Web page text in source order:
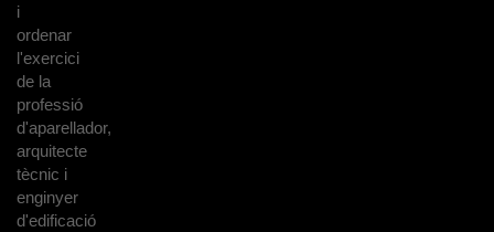
i
ordenar
l'exercici
de la
professió
d'aparellador,
arquitecte
tècnic i
enginyer
d'edificació